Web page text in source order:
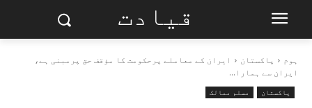
قیادت
ہوم پاکستان
ایران کے معاملے پرحکومت کا مؤقف حق پرمبنی ہے،
ایران سے ہمارا...
پاکستان مسلم ممالک